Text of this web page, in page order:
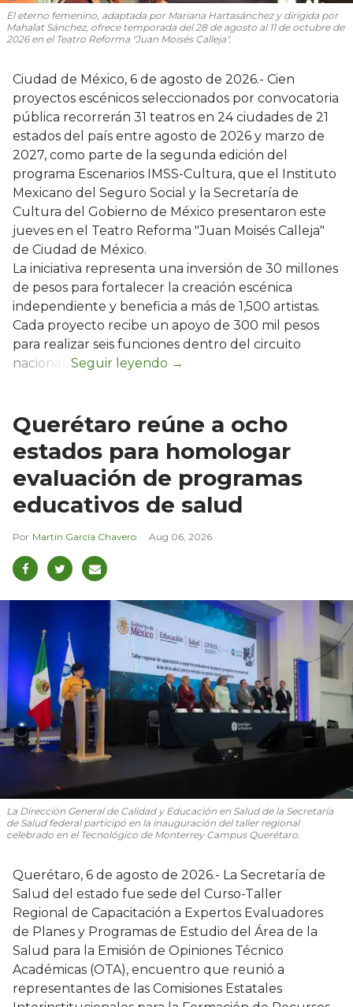
El eterno femenino, adaptada por Mariana Hartasánchez y dirigida por
Mahalat Sánchez, ofrece temporada del 28 de agosto al 11 de octubre de
2026 en el Teatro Reforma "Juan Moisés Calleja".
Ciudad de México, 6 de agosto de 2026.- Cien
proyectos escénicos seleccionados por convocatoria
pública recorrerán 31 teatros en 24 ciudades de 21
estados del país entre agosto de 2026 y marzo de
2027, como parte de la segunda edición del
programa Escenarios IMSS-Cultura, que el Instituto
Mexicano del Seguro Social y la Secretaría de
Cultura del Gobierno de México presentaron este
jueves en el Teatro Reforma "Juan Moisés Calleja"
de Ciudad de México.
La iniciativa representa una inversión de 30 millones
de pesos para fortalecer la creación escénica
independiente y beneficia a más de 1,500 artistas.
Cada proyecto recibe un apoyo de 300 mil pesos
para realizar seis funciones dentro del circuito
nacional.
Querétaro reúne a ocho
estados para homologar
evaluación de programas
educativos de salud
Martín García Chavero Aug 06, 2026
La Dirección General de Calidad y Educación en Salud de la Secretaría
de Salud federal participó en la inauguración del taller regional
celebrado en el Tecnológico de Monterrey Campus Querétaro.
Querétaro, 6 de agosto de 2026.- La Secretaría de
Salud del estado fue sede del Curso-Taller
Regional de Capacitación a Expertos Evaluadores
de Planes y Programas de Estudio del Área de la
Salud para la Emisión de Opiniones Técnico
Académicas (OTA), encuentro que reunió a
representantes de las Comisiones Estatales